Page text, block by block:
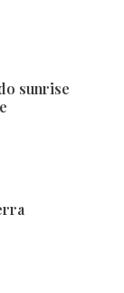
sunrise